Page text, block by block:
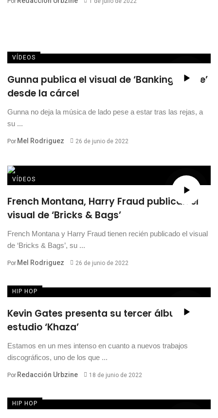
VÍDEOS
Gunna publica el visual de ‘Banking On Me’
desde la cárcel
Gunna no deja la música de lado pese a estar tras las rejas, a
su ...
Por Mel Rodriguez 26 de junio de 2022
VÍDEOS
French Montana, Harry Fraud publican el
visual de ‘Bricks & Bags’
French Montana y Harry Fraud tienen recién publicado el visual
de ‘Bricks & Bags’, su ...
Por Mel Rodriguez 26 de junio de 2022
HIP HOP
Kevin Gates presenta su tercer álbum de
estudio ‘Khaza’
Estamos en un mes intenso en cuanto a nuevos trabajos
discográficos, uno de los que ...
Por Redacción Urbzine 18 de junio de 2022
HIP HOP